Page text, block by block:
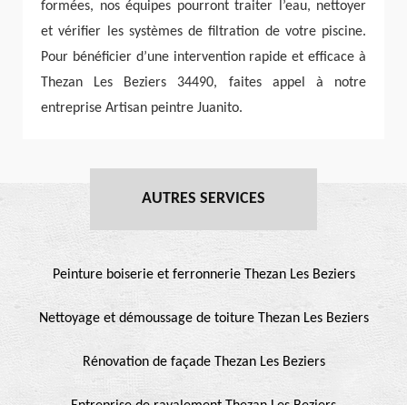
formées, nos équipes pourront traiter l’eau, nettoyer
et vérifier les systèmes de filtration de votre piscine.
Pour bénéficier d’une intervention rapide et efficace à
Thezan Les Beziers 34490, faites appel à notre
entreprise Artisan peintre Juanito.
AUTRES SERVICES
Peinture boiserie et ferronnerie Thezan Les Beziers
Nettoyage et démoussage de toiture Thezan Les Beziers
Rénovation de façade Thezan Les Beziers